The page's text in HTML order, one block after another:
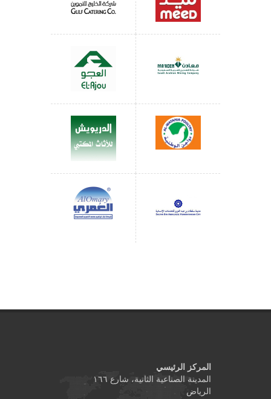
المركز الرئيسي
المدينة الصناعية الثانية، شارع ١٦٦
الرياض